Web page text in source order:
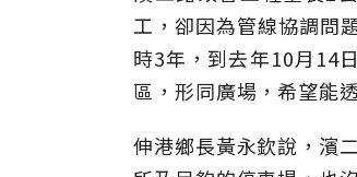
工，卻因為管線協調問
時3年，到去年10月14
區，形同廣場，希望能
伸港鄉長黃永欽說，濱